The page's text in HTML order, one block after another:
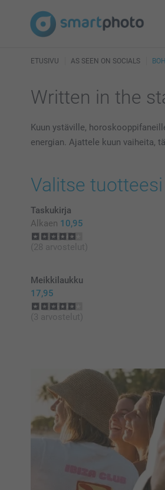
ETUSIVU AS SEEN ON SOCIALS
Written in the
Kuun ystäville,
energian. Ajattele kuun vaiheita,
Valitse tuotteesi
Taskukirja
Alkaen 10,95
(28 arvostelut)
Meikkilaukku
17,95
(3 arvostelut)